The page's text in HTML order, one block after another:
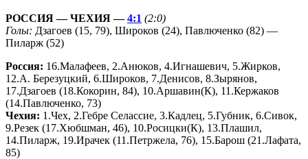
РОССИЯ — ЧЕХИЯ —4:1 (2:0)
Голы: Дзагоев (15, 79), Широков (24), Павлюченко (82) —
Пиларж (52)
Россия: 16.Малафеев, 2.Анюков, 4.Игнашевич, 5.Жирков,
12.А. Березуцкий, 6.Широков, 7.Денисов, 8.Зырянов,
17.Дзагоев (18.Кокорин, 84), 10.Аршавин(К), 11.Кержаков
(14.Павлюченко, 73)
Чехия: 1.Чех, 2.Гебре Селассие, 3.Кадлец, 5.Губник, 6.Сивок,
9.Резек (17.Хюбшман, 46), 10.Росицки(К), 13.Плашил,
14.Пиларж, 19.Ирачек (11.Петржела, 76), 15.Барош (21.Лафата,
85)